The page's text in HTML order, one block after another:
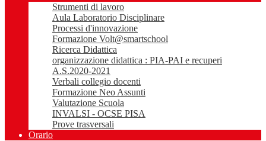
Strumenti di lavoro
Aula Laboratorio Disciplinare
Processi d'innovazione
Formazione Volt@smartschool
Ricerca Didattica
organizzazione didattica : PIA-PAI e recuperi
A.S.2020-2021
Verbali collegio docenti
Formazione Neo Assunti
Valutazione Scuola
INVALSI - OCSE PISA
Prove trasversali
Orario